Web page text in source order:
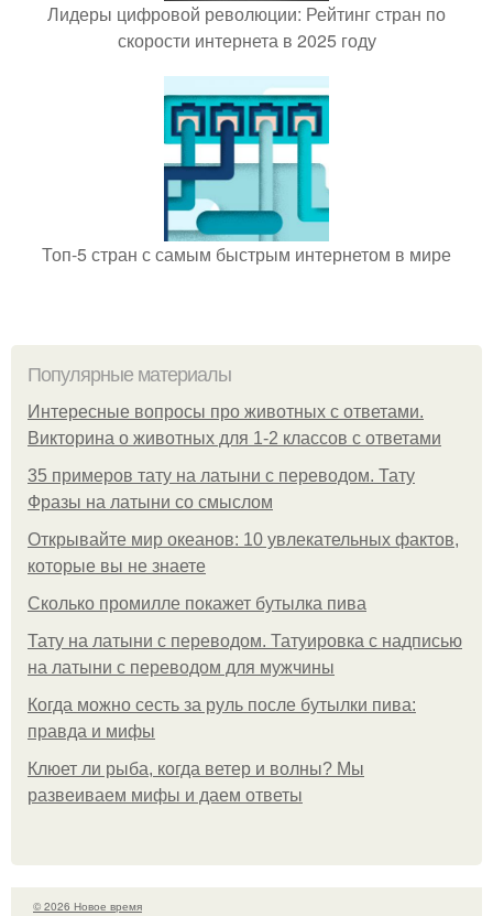
Лидеры цифровой революции: Рейтинг стран по
скорости интернета в 2025 году
Топ-5 стран с самым быстрым интернетом в мире
Популярные материалы
Интересные вопросы про животных с ответами.
Викторина о животных для 1-2 классов с ответами
35 примеров тату на латыни с переводом. Тату
Фразы на латыни со смыслом
Открывайте мир океанов: 10 увлекательных фактов,
которые вы не знаете
Сколько промилле покажет бутылка пива
Тату на латыни с переводом. Татуировка с надписью
на латыни с переводом для мужчины
Когда можно сесть за руль после бутылки пива:
правда и мифы
Клюет ли рыба, когда ветер и волны? Мы
развеиваем мифы и даем ответы
© 2026 Новое время